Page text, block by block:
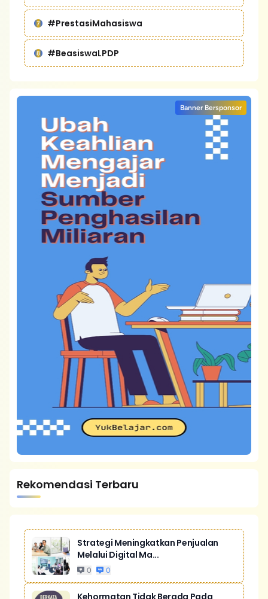
#PrestasiMahasiswa
#BeasiswaLPDP
Banner Bersponsor
Rekomendasi Terbaru
Strategi Meningkatkan Penjualan
Melalui Digital Ma...
0 0
Kehormatan Tidak Berada Pada